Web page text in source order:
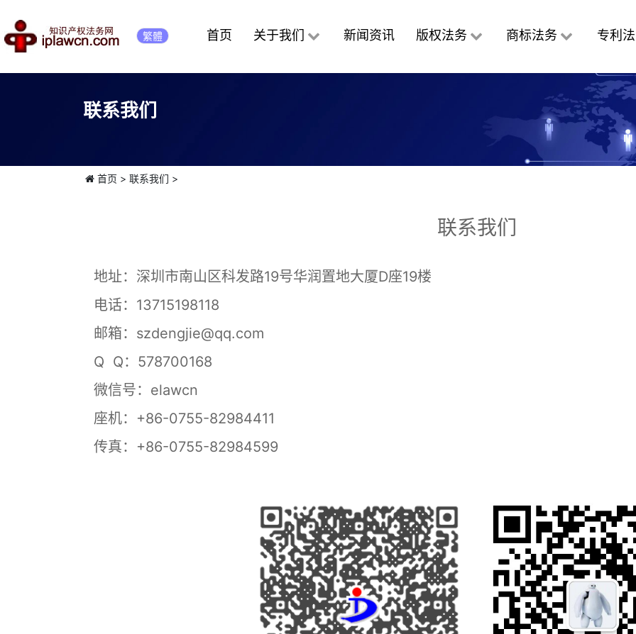
繁體 首页 关于我们 新闻资讯 版权法务 商标法务 专利
联系我们
首页 > 联系我们 >
联系我们
地址：深圳市南山区科发路19号华润置地大厦D座19楼
电话：13715198118
邮箱：szdengjie@qq.com
Q Q：578700168
微信号：elawcn
座机：+86-0755-82984411
传真：+86-0755-82984599